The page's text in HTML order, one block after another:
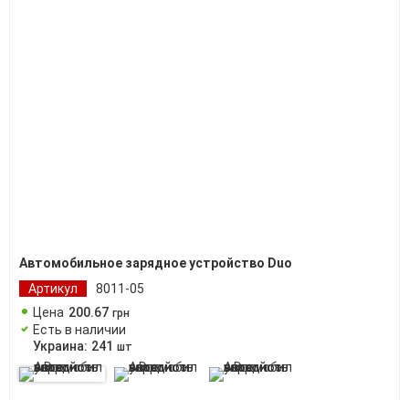
Автомобильное зарядное устройство Duo
Артикул
8011-05
Цена 200.67 грн
Есть в наличии
Украина: 241 шт